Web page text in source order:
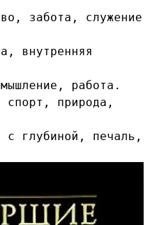
забота, служение
внутренняя
работа.
спорт, природа,
с глубиной, печаль,